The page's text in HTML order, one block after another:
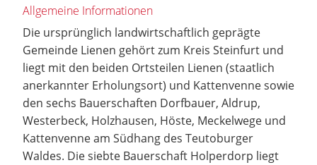
Allgemeine Informationen
Die ursprünglich landwirtschaftlich geprägte
Gemeinde Lienen gehört zum Kreis Steinfurt und
liegt mit den beiden Ortsteilen Lienen (staatlich
anerkannter Erholungsort) und Kattenvenne sowie
den sechs Bauerschaften Dorfbauer, Aldrup,
Westerbeck, Holzhausen, Höste, Meckelwege und
Kattenvenne am Südhang des Teutoburger
Waldes. Die siebte Bauerschaft Holperdorp liegt